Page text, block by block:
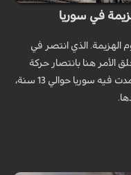
في سوريا
الهزيمة. الذي انتصر في
الأمر هنا بانتصار حركة
العبيد المدعومة بمخطط إمبريالي دولي صمدت فيه سوريا حوالي 13 سنة،